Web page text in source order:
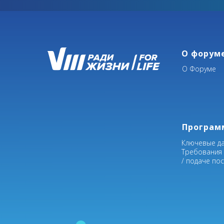
О
О Форуме
Ключевые
/ подаче